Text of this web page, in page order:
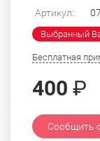
Артикул:
Выбранный
Бесплатная
400 ₽
Сообщить